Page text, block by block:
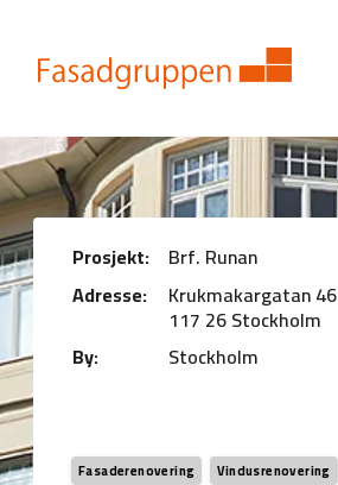
Prosjekt: Brf. Runan
Adresse:
Krukmakargatan 46
117 26 Stockholm
By:
Stockholm
Fasaderenovering Vindusrenovering